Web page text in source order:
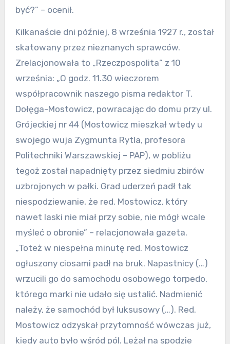
być?” – ocenił.
Kilkanaście dni później, 8 września 1927 r., został
skatowany przez nieznanych sprawców.
Zrelacjonowała to „Rzeczpospolita” z 10
września: „O godz. 11.30 wieczorem
współpracownik naszego pisma redaktor T.
Dołęga-Mostowicz, powracając do domu przy ul.
Grójeckiej nr 44 (Mostowicz mieszkał wtedy u
swojego wuja Zygmunta Rytla, profesora
Politechniki Warszawskiej – PAP), w pobliżu
tegoż został napadnięty przez siedmiu zbirów
uzbrojonych w pałki. Grad uderzeń padł tak
niespodziewanie, że red. Mostowicz, który
nawet laski nie miał przy sobie, nie mógł wcale
myśleć o obronie” – relacjonowała gazeta.
„Toteż w niespełna minutę red. Mostowicz
ogłuszony ciosami padł na bruk. Napastnicy (…)
wrzucili go do samochodu osobowego torpedo,
którego marki nie udało się ustalić. Nadmienić
należy, że samochód był luksusowy (…). Red.
Mostowicz odzyskał przytomność wówczas już,
kiedy auto było wśród pól. Leżał na spodzie